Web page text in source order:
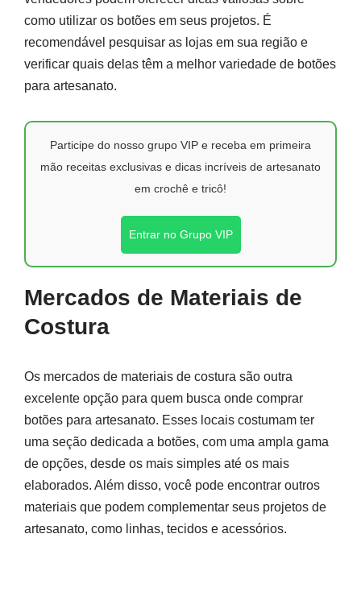
como utilizar os botões em seus projetos. É
recomendável pesquisar as lojas em sua região e
verificar quais delas têm a melhor variedade de botões
para artesanato.
Participe do nosso grupo VIP e receba em primeira
mão receitas exclusivas e dicas incríveis de artesanato
em crochê e tricô!
Entrar no Grupo VIP
Mercados de Materiais de
Costura
Os mercados de materiais de costura são outra
excelente opção para quem busca onde comprar
botões para artesanato. Esses locais costumam ter
uma seção dedicada a botões, com uma ampla gama
de opções, desde os mais simples até os mais
elaborados. Além disso, você pode encontrar outros
materiais que podem complementar seus projetos de
artesanato, como linhas, tecidos e acessórios.